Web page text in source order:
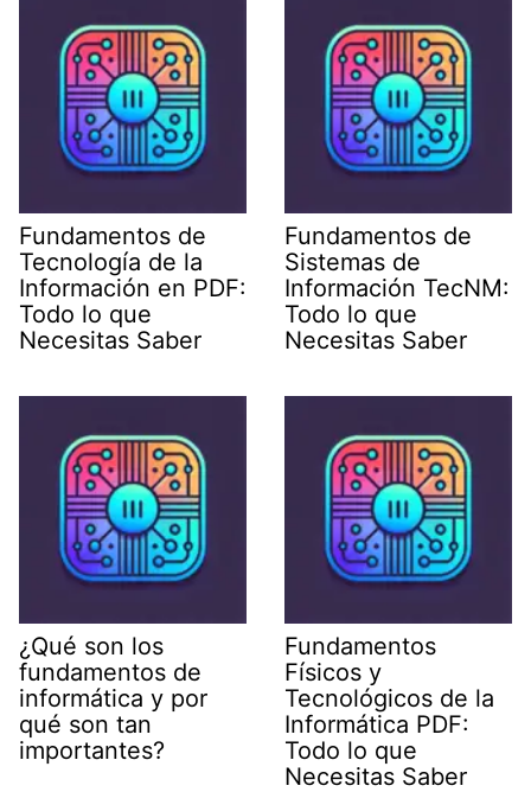
Fundamentos de
Tecnología de la
Información en PDF:
Todo lo que
Necesitas Saber
Fundamentos de
Sistemas de
Información TecNM:
Todo lo que
Necesitas Saber
¿Qué son los
fundamentos de
informática y por
qué son tan
importantes?
Fundamentos
Físicos y
Tecnológicos de la
Informática PDF:
Todo lo que
Necesitas Saber